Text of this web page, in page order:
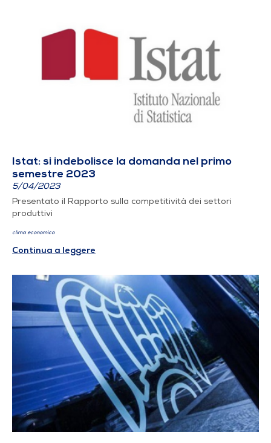
Istat: si indebolisce la domanda nel primo
semestre 2023
5/04/2023
Presentato il Rapporto sulla competitività dei settori
produttivi
clima economico
Continua a leggere